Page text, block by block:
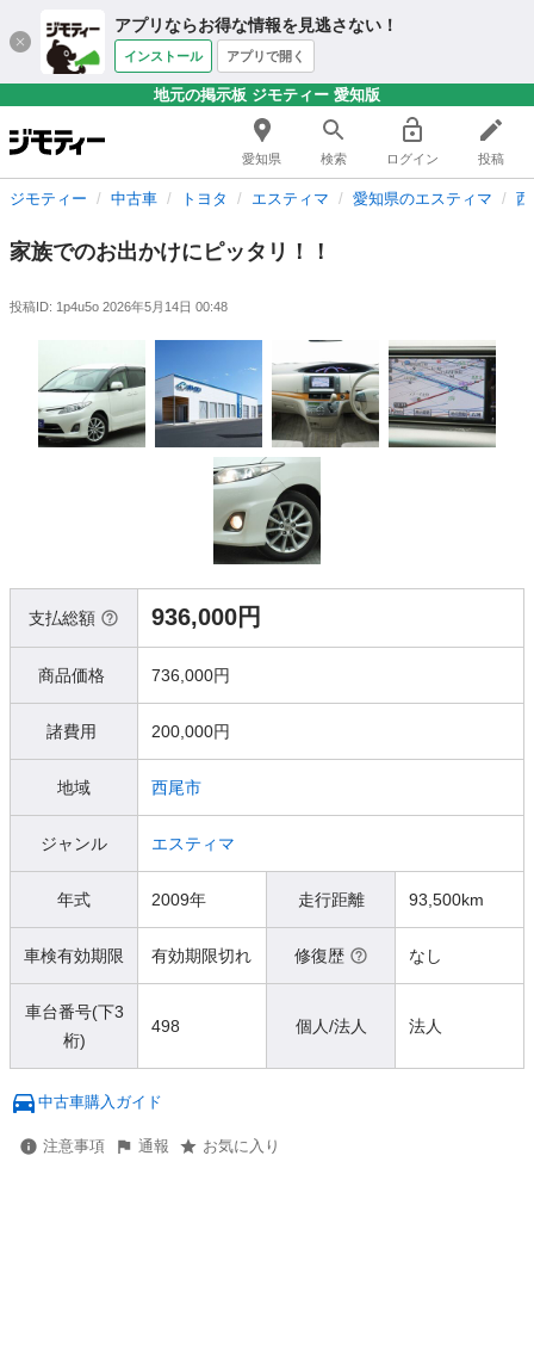
アプリならお得な情報を見逃さない！
インストール アプリで開く
地元の掲示板 ジモティー 愛知版
愛知県 検索 ログイン 投稿
ジモティー 中古車 トヨタ エスティマ 愛知県のエスティマ
家族でのお出かけにピッタリ！！
投稿ID: 1p4u5o 2026年5月14日 00:48
支払総額 936,000円
商品価格 736,000円
諸費用 200,000円
地域 西尾市
ジャンル エスティマ
年式 2009年 走行距離 93,500km
車検有効期限 有効期限切れ 修復歴 なし
車台番号(下3
桁)
498 個人/法人 法人
中古車購入ガイド
注意事項 通報 お気に入り